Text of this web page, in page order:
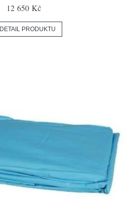
12 650 Kč
DETAIL PRODUKTU